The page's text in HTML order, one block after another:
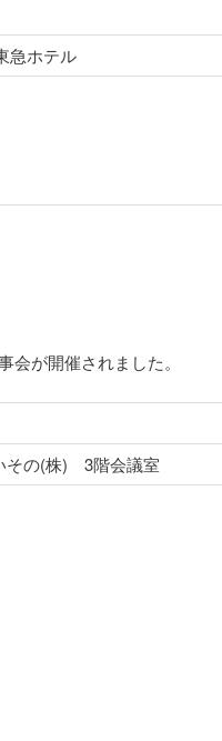
急ホテル
が開催されました。
その(株) 3階会議室